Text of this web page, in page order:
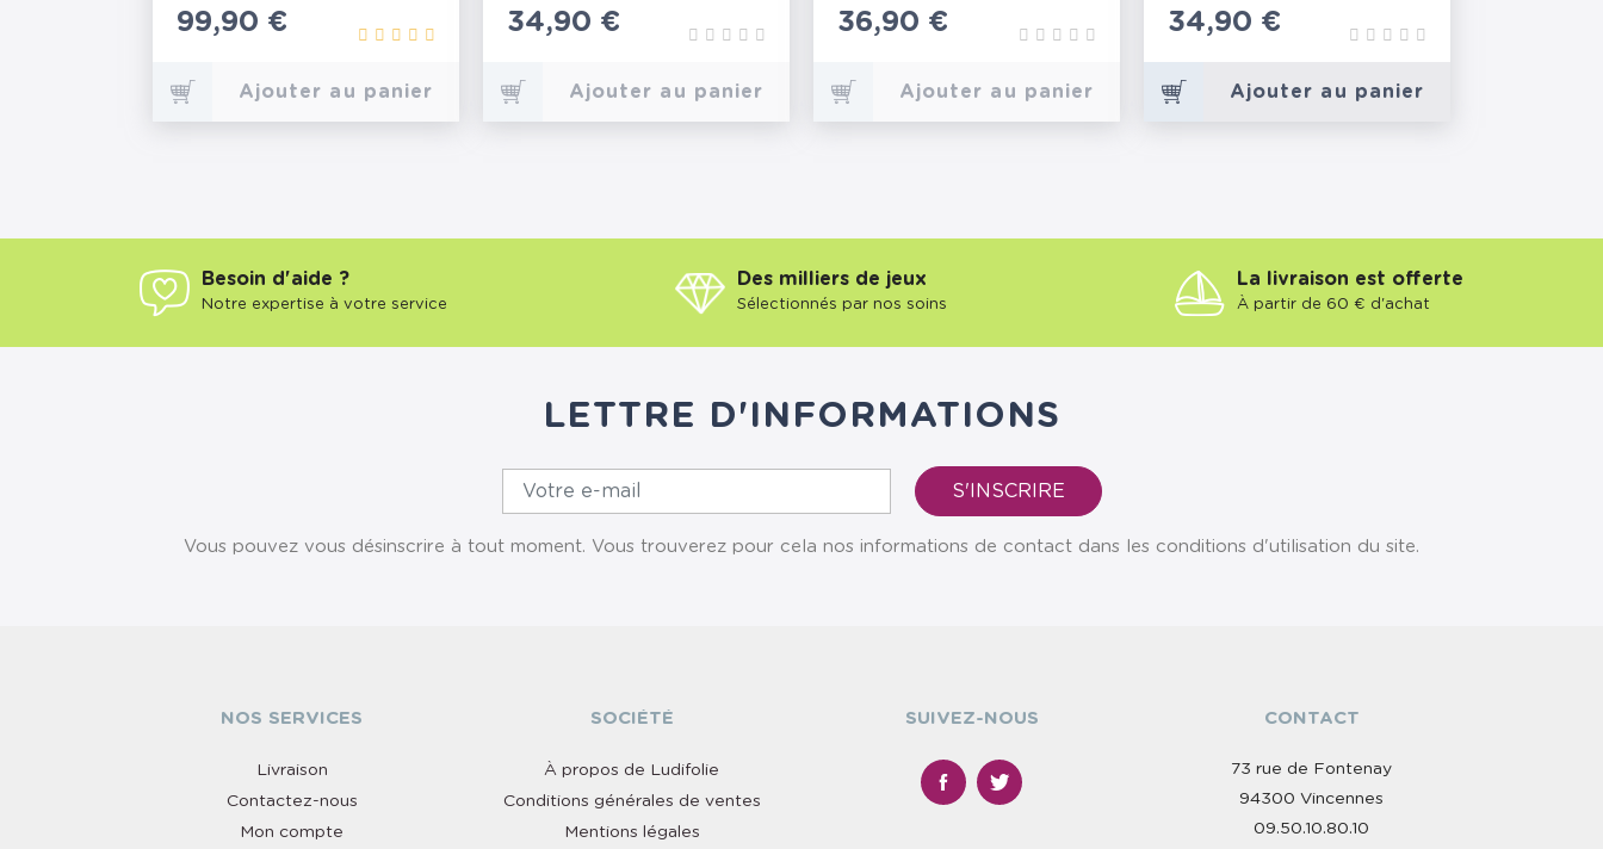
Prix
99,90 €
Ajouter au panier
Prix
34,90 €
Ajouter au panier
Prix
36,90 €
Ajouter au panier
Prix
34,90 €
Ajouter au panier
Besoin d'aide ?
Notre expertise à votre service
Des milliers de jeux
Sélectionnés par nos soins
La livraison est offerte
À partir de 60 € d'achat
LETTRE D'INFORMATIONS
Vous pouvez vous désinscrire à tout moment. Vous trouverez pour cela nos informations de contact dans les conditions d'utilisation du site.
NOS SERVICES
Livraison
Contactez-nous
Mon compte
SOCIÉTÉ
À propos de Ludifolie
Conditions générales de ventes
Mentions légales
SUIVEZ-NOUS CONTACT
73 rue de Fontenay
94300 Vincennes
09.50.10.80.10